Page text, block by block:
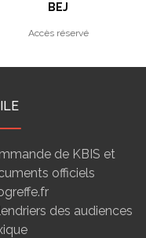
BEJ
Accès réservé
de KBIS et
officiels
des audiences